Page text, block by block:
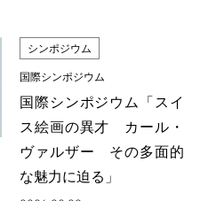
シンポジウム
国際シンポジウム
国際シンポジウム「スイ
ス絵画の異才 カール・
ヴァルザー その多面的
な魅力に迫る」